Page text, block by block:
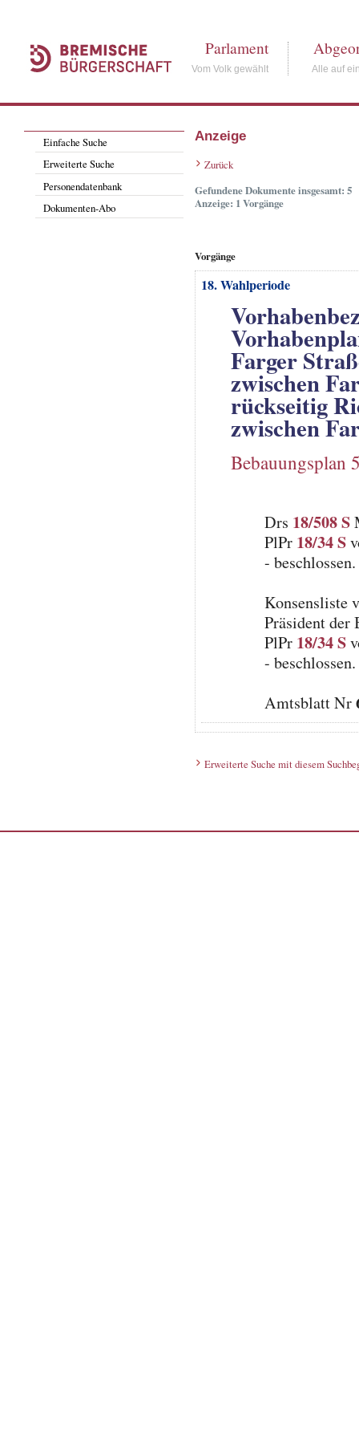
Parlament
Vom Volk gewählt Alle auf
Einfache Suche
Erweiterte Suche
Personendatenbank
Dokumenten-Abo
Anzeige
Zurück
Gefundene Dokumente insgesamt: 5
Anzeige: 1 Vorgänge
Vorgänge
18. Wahlperiode
Farger
zwischen
rückseitig
zwischen
Bebauungsplan
Drs 18/508 S
PlPr 18/34 S
-
Konsensliste
Präsident der
PlPr 18/34 S
-
Amtsblatt Nr
Erweiterte Suche mit diesem